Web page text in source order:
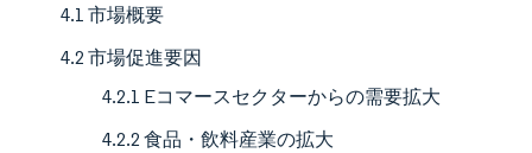
4.1 市場概要
4.2 市場促進要因
4.2.1 Eコマースセクターからの需要拡大
4.2.2 食品・飲料産業の拡大